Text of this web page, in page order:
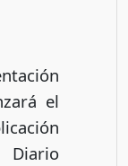
el